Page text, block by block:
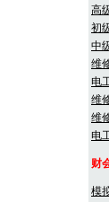
高
初
中
维
电
维
维
电
财
模